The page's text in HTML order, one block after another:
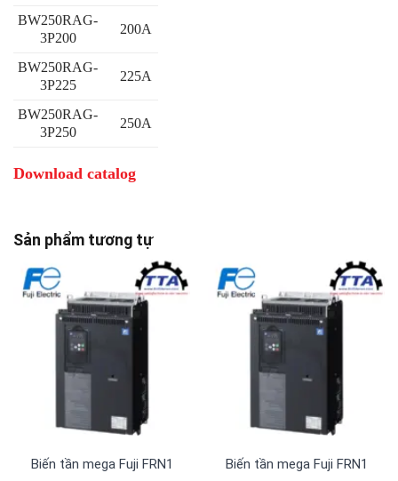
BW250RAG-
3P200
200A
BW250RAG-
3P225
225A
BW250RAG-
3P250
250A
Download catalog
Sản phẩm tương tự
Biến tần mega Fuji FRN1480G2S-4G 3 pha 380 V
Biến tần mega Fuji